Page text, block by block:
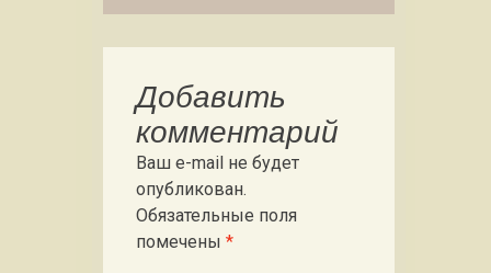
Добавить
комментарий
Ваш e-mail не будет
опубликован.
Обязательные поля
помечены *